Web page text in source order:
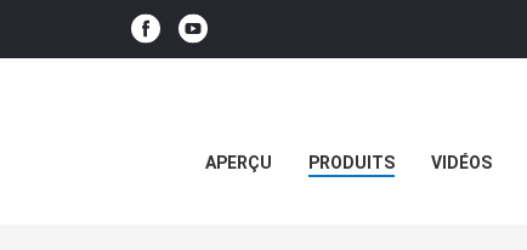
APERÇU PRODUITS VIDÉOS